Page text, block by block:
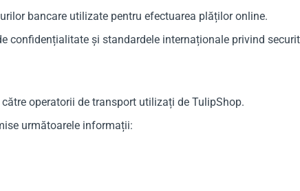
bancare utilizate pentru efectuarea plăților online.
și standardele internaționale privind
operatorii de transport utilizați de TulipShop.
următoarele informații: